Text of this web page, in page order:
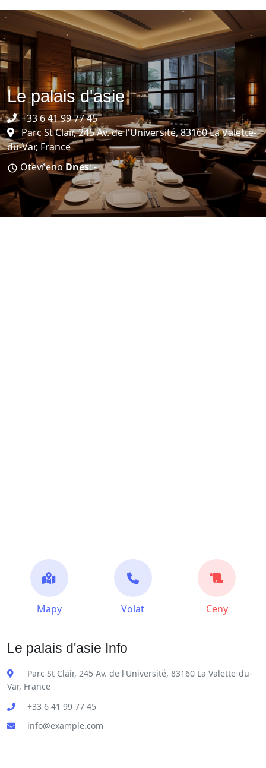
Le palais d'asie
+33 6 41 99 77 45
Parc St Clair, 245 Av. de l'Université, 83160 La Valette-
du-Var, France
OtevřenoDnes: -
Mapy Volat Ceny
Le palais d'asie Info
Parc St Clair, 245 Av. de l'Université, 83160 La Valette-du-
Var, France
+33 6 41 99 77 45
info@example.com